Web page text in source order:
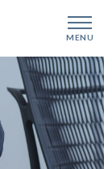
MENU